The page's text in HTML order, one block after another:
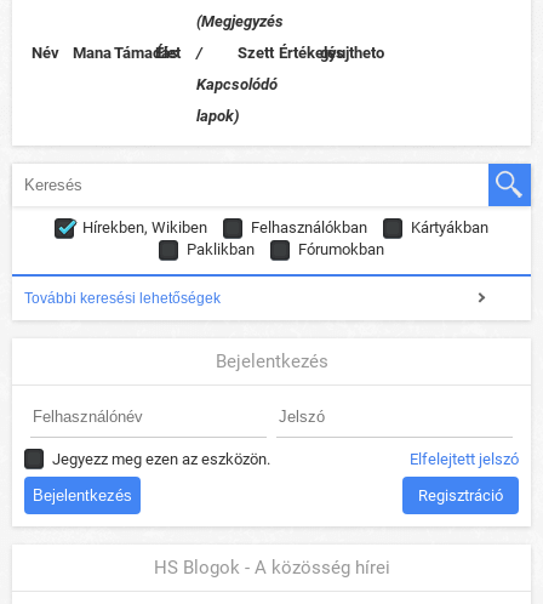
Név ManaTámadás
Élet
(Megjegyzés
/
Kapcsolódó
lapok)
Szett Értékelésgyujtheto
Hírekben, Wikiben Felhasználókban
Kártyákban
Paklikban
Fórumokban
További keresési lehetőségek
Bejelentkezés
Jegyezz meg ezen az eszközön. Elfelejtett jelszó
Regisztráció
HS Blogok - A közösség hírei